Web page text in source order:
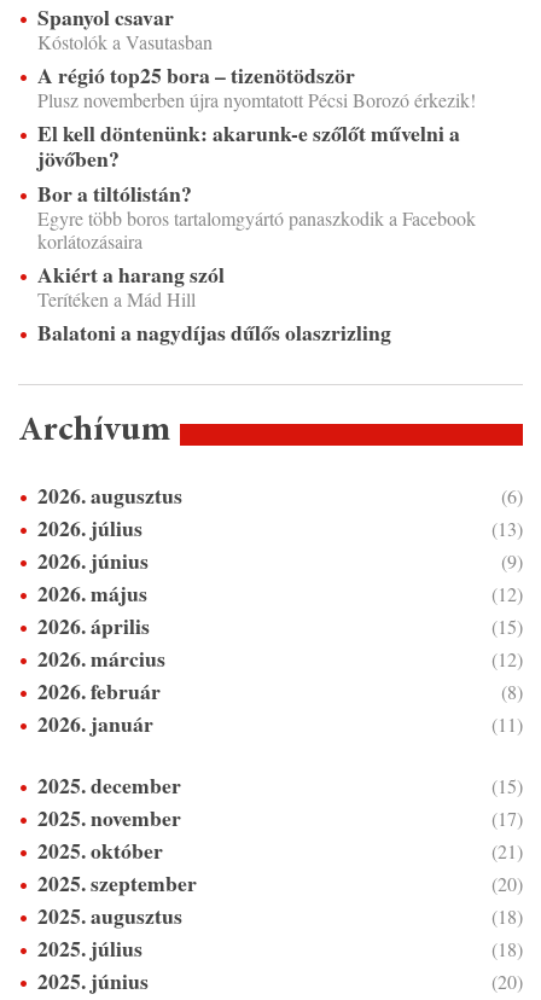
Spanyol csavar
Kóstolók a Vasutasban
A régió top25 bora – tizenötödször
Plusz novemberben újra nyomtatott Pécsi Borozó érkezik!
El kell döntenünk: akarunk-e szőlőt művelni a
jövőben?
Bor a tiltólistán?
Egyre több boros tartalomgyártó panaszkodik a Facebook
korlátozásaira
Akiért a harang szól
Terítéken a Mád Hill
Balatoni a nagydíjas dűlős olaszrizling
Archívum
2026. augusztus (6)
2026. július (13)
2026. június (9)
2026. május (12)
2026. április (15)
2026. március (12)
2026. február (8)
2026. január (11)
2025. december (15)
2025. november (17)
2025. október (21)
2025. szeptember (20)
2025. augusztus (18)
2025. július (18)
2025. június (20)